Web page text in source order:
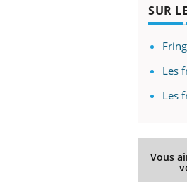
SUR
Les
Les
Vous
Il y a des sujets qui
d'autres non ! D'un
questions sur la